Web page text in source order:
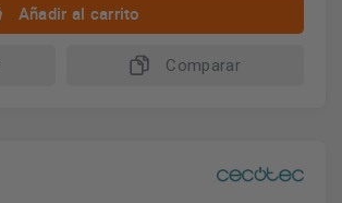
Añadir al carrito
Comparar